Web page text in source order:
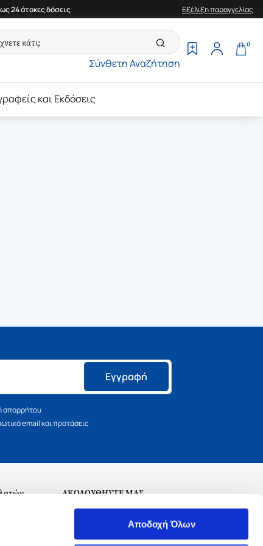
Αποδοχή Όλων
24 άτοκες δόσεις Εξέλιξη παραγγελίας
Σύνθετη Αναζήτηση
0
και Εκδόσεις
Εγγραφή
απορρήτου
email και προτάσεις
ΑΚΟΛΟΥΘΗΣΤΕ ΜΑΣ